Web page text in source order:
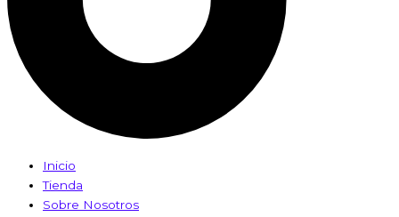
Inicio
Tienda
Sobre Nosotros